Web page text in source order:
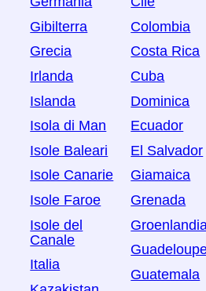
Gibilterra
Grecia
Irlanda
Islanda
Isola di Man
Isole Baleari
Isole Canarie
Isole Faroe
Isole del
Canale
Italia
Colombia
Costa Rica
Cuba
Dominica
Ecuador
El Salvador
Giamaica
Grenada
Guatemala